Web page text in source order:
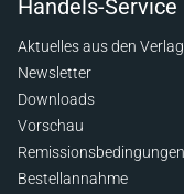
Handels-Service
Aktuelles aus den
Newsletter
Downloads
Vorschau
Remissionsbedingungen
Bestellannahme